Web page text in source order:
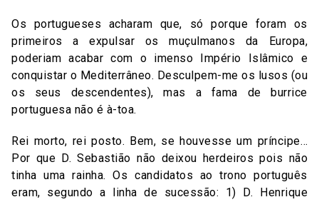
Os portugueses acharam que, só porque foram os
primeiros a expulsar os muçulmanos da Europa,
poderiam acabar com o imenso Império Islâmico e
conquistar o Mediterrâneo. Desculpem-me os lusos (ou
os seus descendentes), mas a fama de burrice
portuguesa não é à-toa.
Rei morto, rei posto. Bem, se houvesse um príncipe…
Por que D. Sebastião não deixou herdeiros pois não
tinha uma rainha. Os candidatos ao trono português
eram, segundo a linha de sucessão: 1) D. Henrique